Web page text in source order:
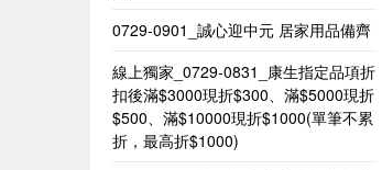
0729-0901_誠心迎中元 居家用品備齊
線上獨家_0729-0831_康生指定品項折
扣後滿$3000現折$300、滿$5000現折
$500、滿$10000現折$1000(單筆不累
折，最高折$1000)